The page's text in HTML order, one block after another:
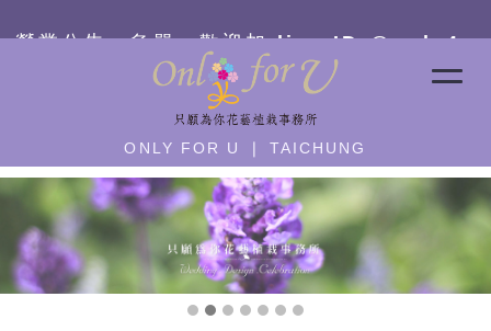
ONLY FOR U ❘ TAICHUNG
營業公告：急單－歡迎加 line ID:@only4u